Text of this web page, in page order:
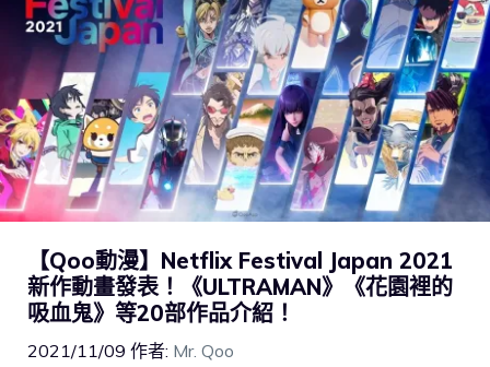
【Qoo動漫】Netflix Festival Japan 2021
新作動畫發表！《ULTRAMAN》《花園裡的
吸血鬼》等20部作品介紹！
2021/11/09 作者: Mr. Qoo